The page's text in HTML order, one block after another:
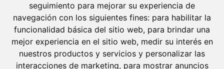
seguimiento para mejorar su experiencia de
navegación con los siguientes fines: para habilitar la
funcionalidad básica del sitio web, para brindar una
mejor experiencia en el sitio web, medir su interés en
nuestros productos y servicios y personalizar las
interacciones de marketing, para mostrar anuncios